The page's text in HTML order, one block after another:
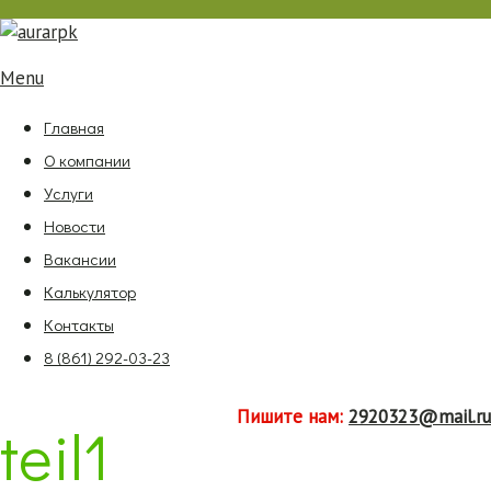
Menu
Главная
О компании
Услуги
Новости
Вакансии
Калькулятор
Контакты
8 (861) 292-03-23
Пишите нам: 2920323@mail.ru
teil1